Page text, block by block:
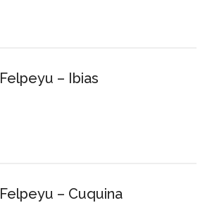
Felpeyu – Ibias
Felpeyu – Cuquina